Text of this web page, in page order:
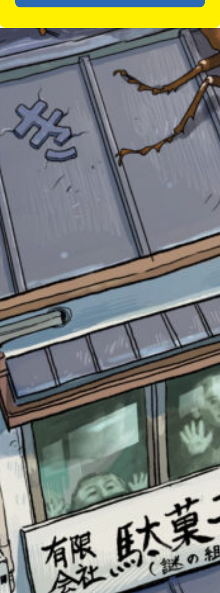
自分だけの
本だなが作れる！
書店に届いた
みんなからのお手紙が
読める
このマチのことを
もっと知りたい
キミに
て
ね
戻
る